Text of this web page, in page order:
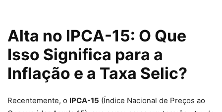
Alta no IPCA-15: O Que
Isso Significa para a
Inflação e a Taxa Selic?
Recentemente, o IPCA-15 (Índice Nacional de Preços ao